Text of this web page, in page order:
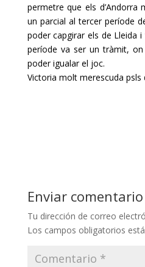
permetre que els d’Andorra
un parcial al tercer període
poder capgirar els de Lleida i
període va ser un tràmit,
poder igualar el joc.
Victoria molt merescuda psls
Enviar comentario
Tu dirección de correo
Los campos obligatorios